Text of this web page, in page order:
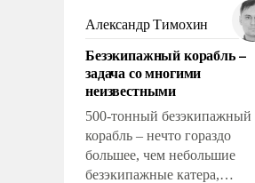
Александр Тимохин
Безэкипажный корабль –
задача со многими
неизвестными
500-тонный безэкипажный
корабль – нечто гораздо
большее, чем небольшие
безэкипажные катера,